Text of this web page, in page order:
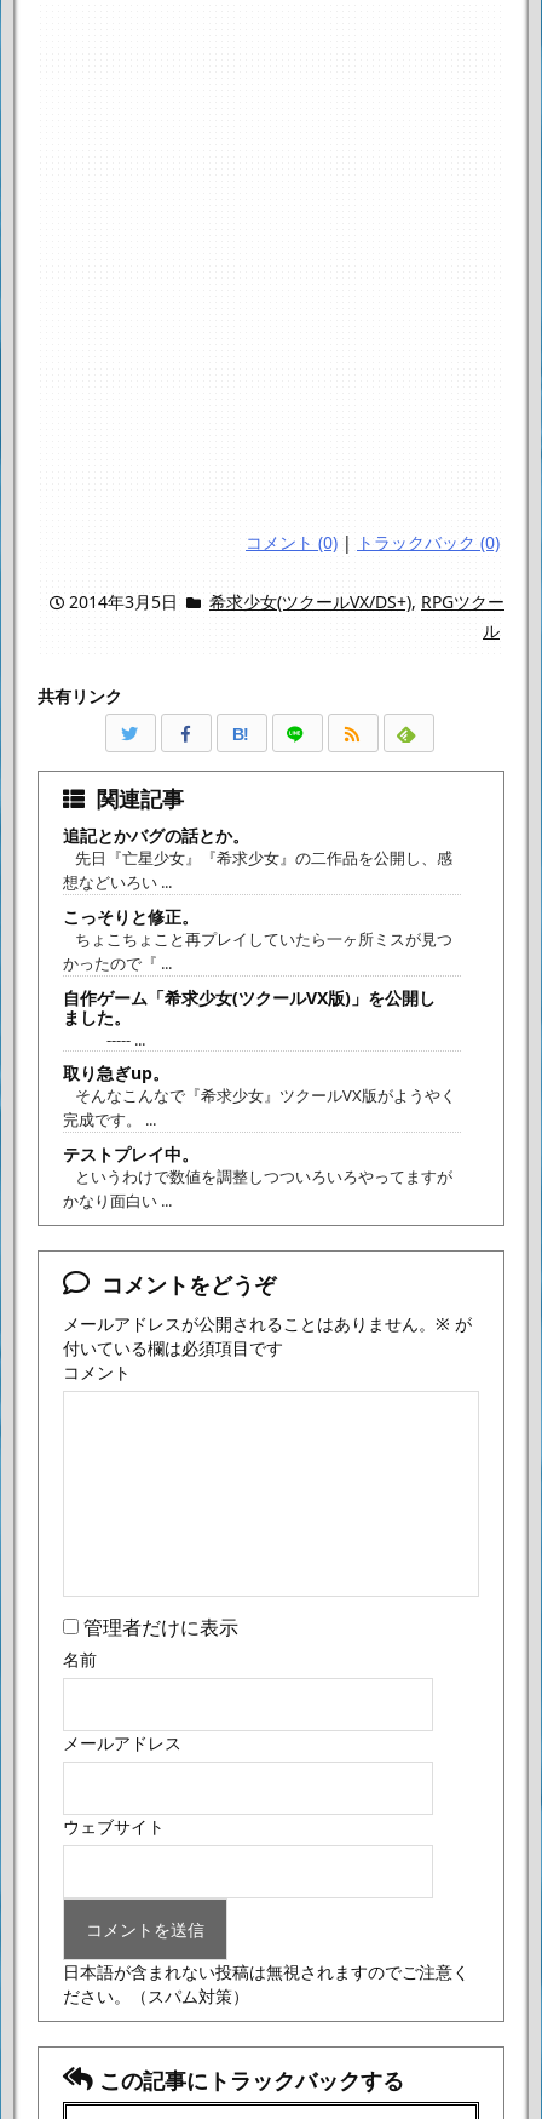
コメント (0) | トラックバック (0)
2014年3月5日 希求少女(ツクールVX/DS+), RPGツクー
ル
共有リンク
B!
関連記事
追記とかバグの話とか。
先日『亡星少女』『希求少女』の二作品を公開し、感
想などいろい ...
こっそりと修正。
ちょこちょこと再プレイしていたら一ヶ所ミスが見つ
かったので『 ...
自作ゲーム「希求少女(ツクールVX版)」を公開し
ました。
----- ...
取り急ぎup。
そんなこんなで『希求少女』ツクールVX版がようやく
完成です。 ...
テストプレイ中。
というわけで数値を調整しつついろいろやってますが
かなり面白い ...
コメントをどうぞ
メールアドレスが公開されることはありません。 ※ が
付いている欄は必須項目です
コメント
管理者だけに表示
名前
メールアドレス
ウェブサイト
日本語が含まれない投稿は無視されますのでご注意く
ださい。
（スパム対策）
この記事にトラックバックする